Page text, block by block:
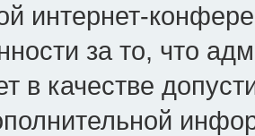
интернет-
за то, что
в качестве